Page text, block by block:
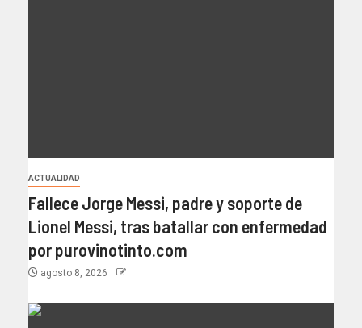
ACTUALIDAD
Fallece Jorge Messi, padre y soporte de
Lionel Messi, tras batallar con enfermedad
por purovinotinto.com
agosto 8, 2026